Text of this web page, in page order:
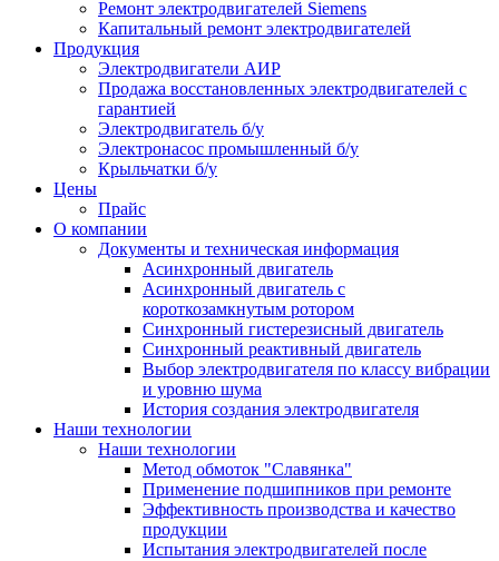
Ремонт электродвигателей Siemens
Капитальный ремонт электродвигателей
Продукция
Электродвигатели АИР
Продажа восстановленных электродвигателей с
гарантией
Электродвигатель б/у
Электронасос промышленный б/у
Крыльчатки б/у
Цены
Прайс
О компании
Документы и техническая информация
Асинхронный двигатель
Асинхронный двигатель с
короткозамкнутым ротором
Синхронный гистерезисный двигатель
Синхронный реактивный двигатель
Выбор электродвигателя по классу вибрации
и уровню шума
История создания электродвигателя
Наши технологии
Наши технологии
Метод обмоток "Славянка"
Применение подшипников при ремонте
Эффективность производства и качество
продукции
Испытания электродвигателей после